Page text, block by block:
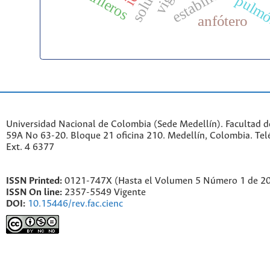
anfótero
Universidad Nacional de Colombia (Sede Medellín). Facultad
59A No 63-20. Bloque 21 oficina 210. Medellín, Colombia.
Ext. 4 6377
ISSN Printed: 0121-747X (Hasta el Volumen 5 Número 1 de
ISSN On line: 2357-5549 Vigente
DOI: 10.15446/rev.fac.cienc